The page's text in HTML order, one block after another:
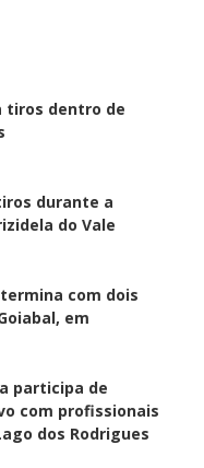
tiros dentro de
durante a
do Vale
com dois
em
participa de
com profissionais
dos Rodrigues